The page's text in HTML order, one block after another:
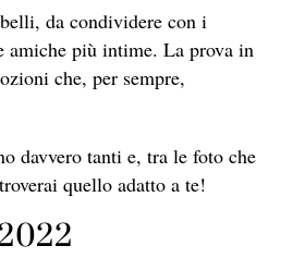
da condividere con i
amiche più intime. La prova in
che, per sempre,
davvero tanti e, tra le foto che
quello adatto a te!